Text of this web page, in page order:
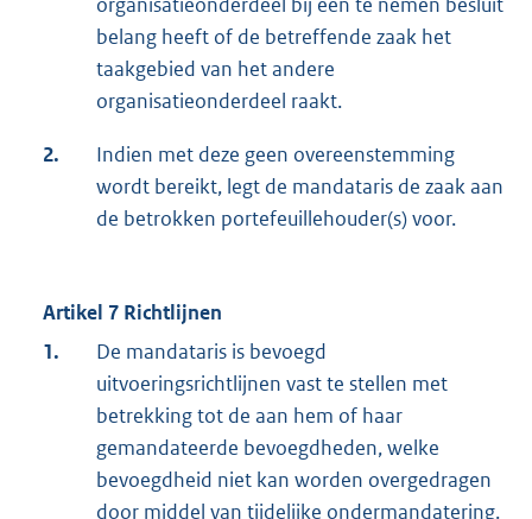
organisatieonderdeel bij een te nemen besluit
belang heeft of de betreffende zaak het
taakgebied van het andere
organisatieonderdeel raakt.
2.
Indien met deze geen overeenstemming
wordt bereikt, legt de mandataris de zaak aan
de betrokken portefeuillehouder(s) voor.
Artikel 7 Richtlijnen
1.
De mandataris is bevoegd
uitvoeringsrichtlijnen vast te stellen met
betrekking tot de aan hem of haar
gemandateerde bevoegdheden, welke
bevoegdheid niet kan worden overgedragen
door middel van tijdelijke ondermandatering.